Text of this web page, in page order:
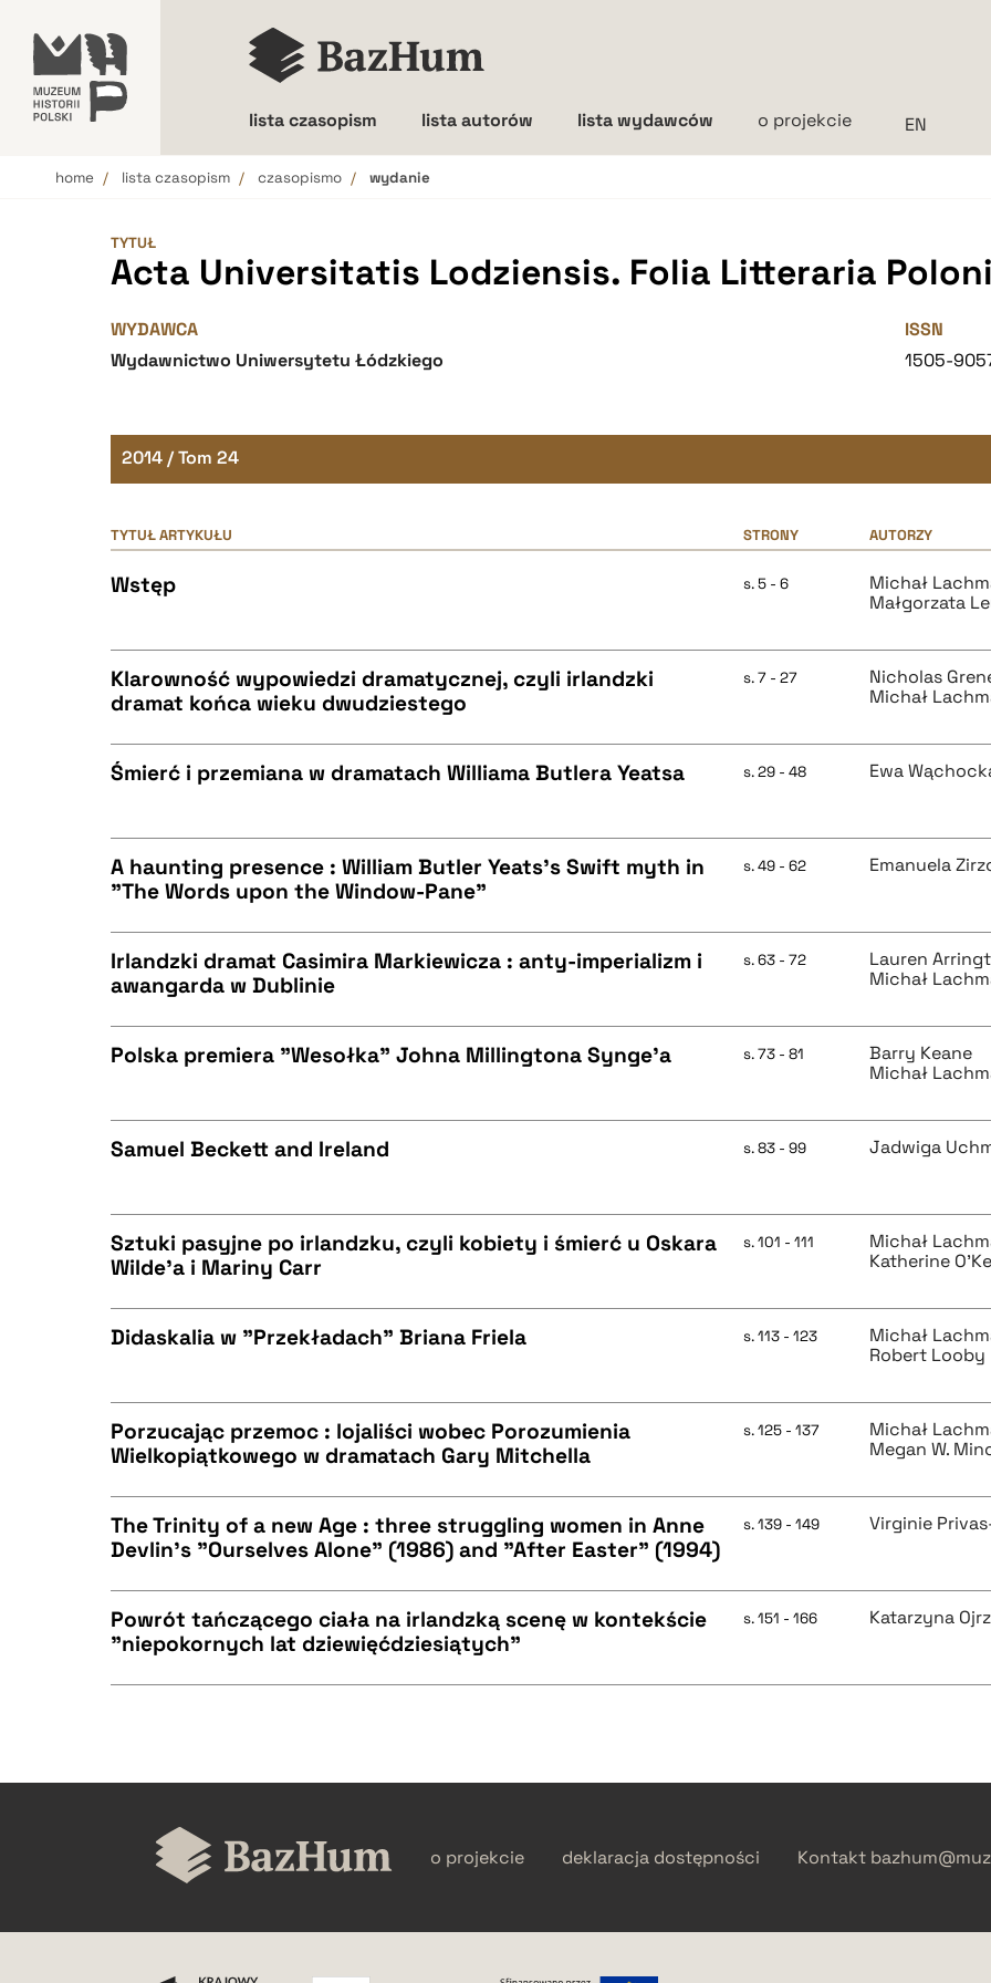
lista czasopism lista autorów lista wydawców o projekcie
home lista czasopism czasopismo wydanie
TYTUŁ
Acta Universitatis Lodziensis. Folia Litteraria
WYDAWCA
Wydawnictwo Uniwersytetu Łódzkiego
ISSN
1505-
2014 / Tom 24
TYTUŁ ARTYKUŁU STRONY AUTORZY
Wstęp s. 5 - 6
Michał
Małgorzata
BIBTEX
Klarowność wypowiedzi dramatycznej, czyli irlandzki
dramat końca wieku dwudziestego
s. 7 - 27
Nicholas
Michał
BIBTEX
Śmierć i przemiana w dramatach Williama Butlera Yeatsa s. 29 - 48 Ewa
BIBTEX
A haunting presence : William Butler Yeats's Swift myth in
"The Words upon the Window-Pane"
s. 49 - 62 Emanuela
BIBTEX
Irlandzki dramat Casimira Markiewicza : anty-imperializm i
awangarda w Dublinie
s. 63 - 72
Lauren
Michał
BIBTEX
Polska premiera "Wesołka" Johna Millingtona Synge'a s. 73 - 81
Barry Keane
Michał
BIBTEX
Samuel Beckett and Ireland s. 83 - 99 Jadwiga
BIBTEX
Sztuki pasyjne po irlandzku, czyli kobiety i śmierć u Oskara
Wilde'a i Mariny Carr
s. 101 - 111
Michał
Katherine
BIBTEX
Didaskalia w "Przekładach" Briana Friela s. 113 - 123
Michał
Robert Looby
BIBTEX
Porzucając przemoc : lojaliści wobec Porozumienia
Wielkopiątkowego w dramatach Gary Mitchella
s. 125 - 137
Michał
Megan W.
The Trinity of a new Age : three struggling women in Anne
Devlin's "Ourselves Alone" (1986) and "After Easter" (1994)
s. 139 - 149 Virginie
Powrót tańczącego ciała na irlandzką scenę w kontekście
"niepokornych lat dziewięćdziesiątych"
s. 151 - 166 Katarzyna
o projekcie deklaracja dostępności Kontakt